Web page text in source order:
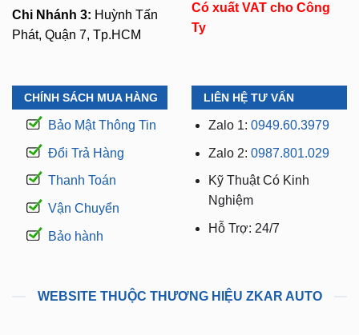
Chi Nhánh 3: Huỳnh Tấn
Phát, Quận 7, Tp.HCM
Có xuất VAT cho Công
Ty
CHÍNH SÁCH MUA HÀNG
Bảo Mật Thông Tin
Đổi Trả Hàng
Thanh Toán
Vận Chuyển
Bảo hành
LIÊN HỆ TƯ VẤN
Zalo 1: 0949.60.3979
Zalo 2: 0987.801.029
Kỹ Thuật Có Kinh
Nghiệm
Hỗ Trợ: 24/7
WEBSITE THUỘC THƯƠNG HIỆU ZKAR AUTO